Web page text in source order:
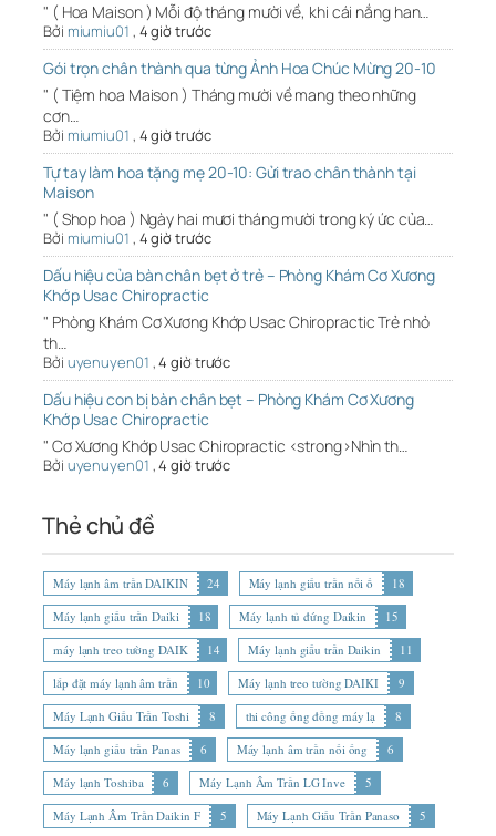
" ( Hoa Maison ) Mỗi độ tháng mười về, khi cái nắng han…
Bởi miumiu01 , 4 giờ trước
Gói trọn chân thành qua từng Ảnh Hoa Chúc Mừng 20-10
" ( Tiệm hoa Maison ) Tháng mười về mang theo những
cơn…
Bởi miumiu01 , 4 giờ trước
Tự tay làm hoa tặng mẹ 20-10: Gửi trao chân thành tại
Maison
" ( Shop hoa ) Ngày hai mươi tháng mười trong ký ức của…
Bởi miumiu01 , 4 giờ trước
Dấu hiệu của bàn chân bẹt ở trẻ – Phòng Khám Cơ Xương
Khớp Usac Chiropractic
" Phòng Khám Cơ Xương Khớp Usac Chiropractic Trẻ nhỏ
th…
Bởi uyenuyen01 ,4 giờ trước
Dấu hiệu con bị bàn chân bẹt – Phòng Khám Cơ Xương
Khớp Usac Chiropractic
" Cơ Xương Khớp Usac Chiropractic <strong>Nhìn th…
Bởi uyenuyen01 ,4 giờ trước
Thẻ chủ đề
Máy lạnh âm trần DAIKIN 24 Máy lạnh giấu trần nối ố
18
Máy lạnh giấu trần Daiki
18 Máy lạnh tủ đứng Daikin
15
máy lạnh treo tường DAIK
14 Máy lạnh giấu trần Daikin
11
lắp đặt máy lạnh âm trần
10 Máy lạnh treo tường DAIKI
9
Máy Lạnh Giấu Trần Toshi
8 thi công ống đồng máy lạ
8
Máy lạnh giấu trần Panas
6 Máy lạnh âm trần nối ống
6
Máy lạnh Toshiba
6 Máy Lạnh Âm Trần LG Inve
5
Máy Lạnh Âm Trần Daikin F
5 Máy Lạnh Giấu Trần Panaso
5